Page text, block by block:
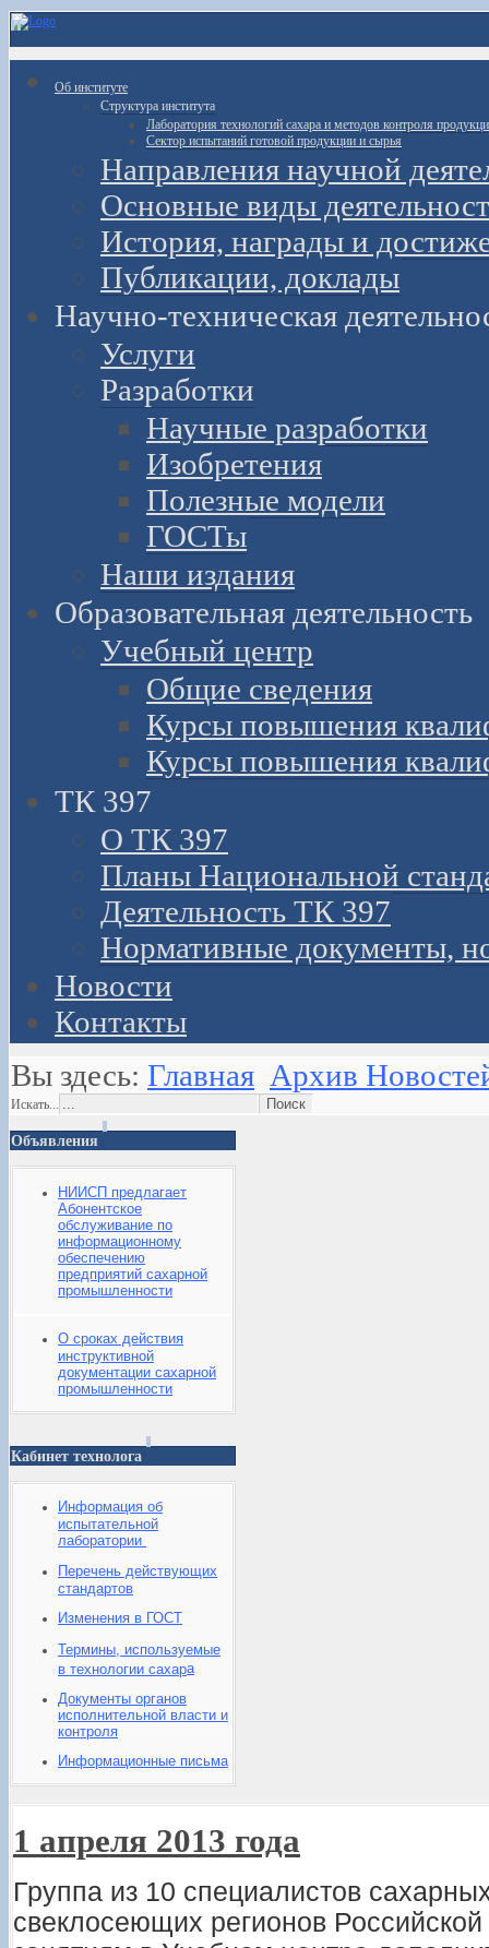
Об институте
Структура института
Лаборатория технологий сахара и методов контроля
Сектор испытаний готовой продукции и сырья
Направления научной
Основные виды
История, награды и
Публикации, доклады
Научно-техническая
Услуги
Разработки
Научные разработки
Изобретения
Полезные модели
ГОСТы
Наши издания
Образовательная деятельность
Учебный центр
Общие сведения
Курсы повышения
Курсы повышения
ТК 397
О ТК 397
Планы Национальной
Деятельность ТК 397
Нормативные документы,
Новости
Контакты
Вы здесь: Главная Архив
Искать...
Объявления
НИИСП предлагает
Абонентское
обслуживание по
информационному
обеспечению
предприятий сахарной
промышленности
О сроках действия
инструктивной
документации сахарной
промышленности
Кабинет технолога
Информация об
испытательной
лаборатории
Перечень действующих
стандартов
Изменения в ГОСТ
Термины, используемые
в технологии сахара
Документы органов
исполнительной власти и
контроля
Информационные письма
1 апреля 2013 года
Группа из 10 специалистов
свеклосеющих регионов